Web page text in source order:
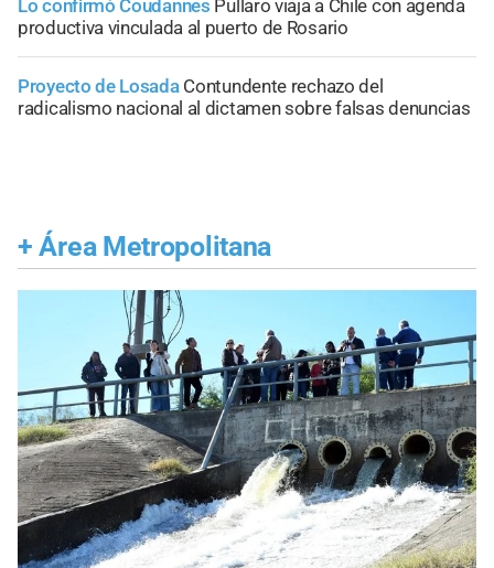
Lo confirmó Coudannes Pullaro viaja a Chile con agenda
productiva vinculada al puerto de Rosario
Proyecto de Losada Contundente rechazo del
radicalismo nacional al dictamen sobre falsas denuncias
+ Área Metropolitana